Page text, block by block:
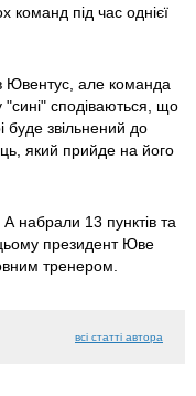
команд під час однієї
Ювентус, але команда
сподіваються, що
буде звільнений до
який прийде на його
А набрали 13 пунктів та
президент Юве
тренером.
всі статті автора